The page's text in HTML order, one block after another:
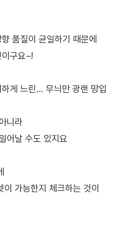
품질이 균일하기 때문에
구요~!
게 느린... 무늬만 광랜 망입
니라
어날 수도 있지요
가능한지 체크하는 것이